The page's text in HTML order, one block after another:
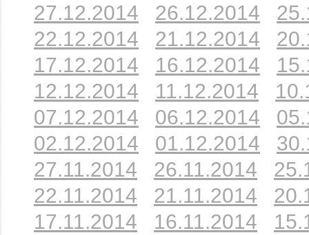
27.12.2014
26.12.2014
22.12.2014
21.12.2014
17.12.2014
16.12.2014
12.12.2014
11.12.2014
07.12.2014
06.12.2014
02.12.2014
01.12.2014
27.11.2014
26.11.2014
22.11.2014
21.11.2014
17.11.2014
16.11.2014